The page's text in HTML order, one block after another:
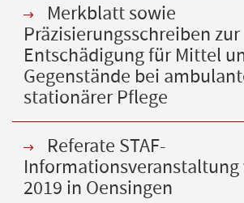
Merkblatt sowie
Präzisierungsschreiben zur
Entschädigung für Mittel
Gegenstände bei
stationärer Pflege
Referate STAF-
Informationsveranstaltung
2019 in Oensingen